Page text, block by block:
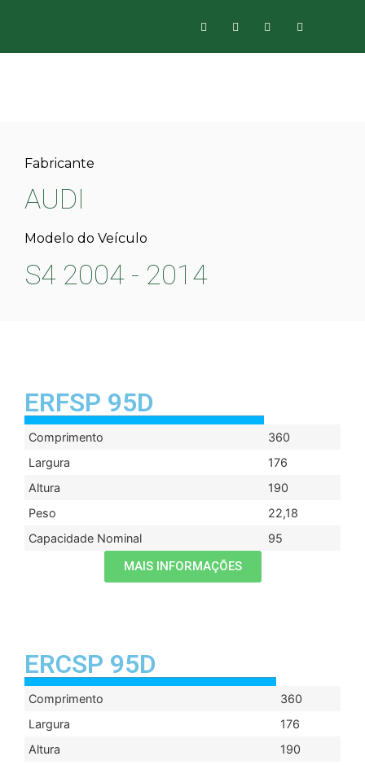
Fabricante
AUDI
Modelo do Veículo
S4 2004 - 2014
ERFSP 95D
Comprimento
360
Largura
176
Altura
190
Peso
22,18
Capacidade Nominal
95
MAIS INFORMAÇÕES
ERCSP 95D
Comprimento
360
Largura
176
Altura
190